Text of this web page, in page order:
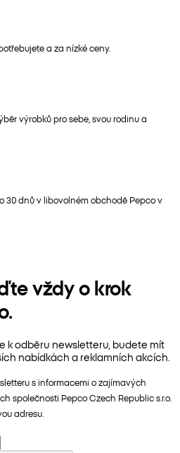
a za nízké ceny.
výrobků pro sebe, svou rodinu a
30 dnů v libovolném obchodě Pepco v
vždy o krok
k odběru newsletteru, budete mít
nabídkách a reklamních akcích.
s informacemi o zajímavých
společnosti Pepco Czech Republic s.r.o.
adresu.